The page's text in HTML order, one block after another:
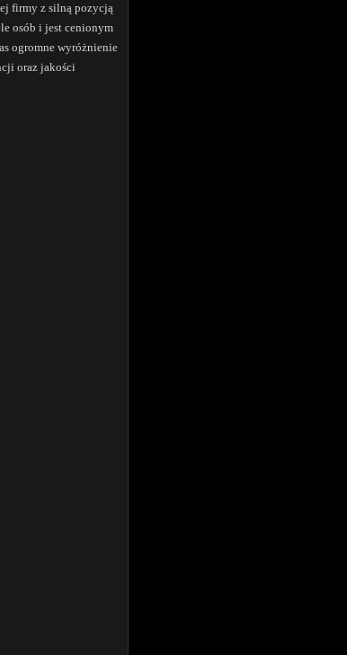
firmy z silną pozycją
osób i jest cenionym
ogromne wyróżnienie
oraz jakości